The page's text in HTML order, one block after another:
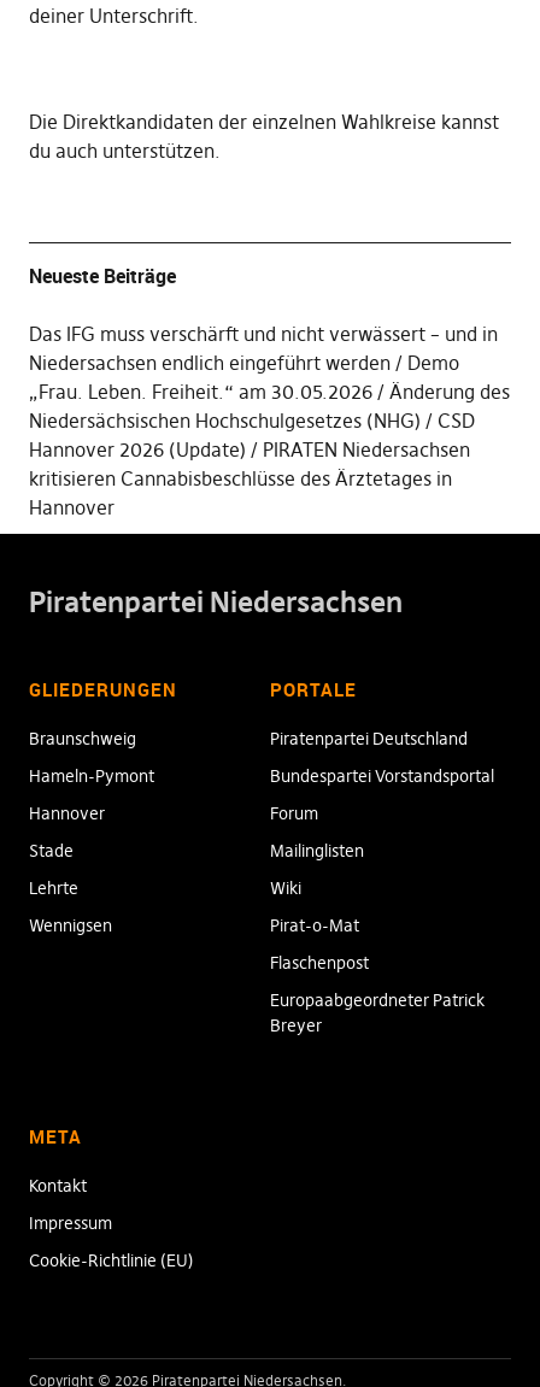
deiner Unterschrift.
Die Direktkandidaten der einzelnen Wahlkreise kannst
du auch unterstützen.
Neueste Beiträge
Das IFG muss verschärft und nicht verwässert – und in
Niedersachsen endlich eingeführt werden
Demo
„Frau. Leben. Freiheit.“ am 30.05.2026
Änderung des
Niedersächsischen Hochschulgesetzes (NHG)
CSD
Hannover 2026 (Update)
PIRATEN Niedersachsen
kritisieren Cannabisbeschlüsse des Ärztetages in
Hannover
Piratenpartei Niedersachsen
GLIEDERUNGEN
Braunschweig
Hameln-Pymont
Hannover
Stade
Lehrte
Wennigsen
PORTALE
Piratenpartei Deutschland
Bundespartei Vorstandsportal
Forum
Mailinglisten
Wiki
Pirat-o-Mat
Flaschenpost
Europaabgeordneter Patrick
Breyer
META
Kontakt
Impressum
Cookie-Richtlinie (EU)
Copyright © 2026 Piratenpartei Niedersachsen